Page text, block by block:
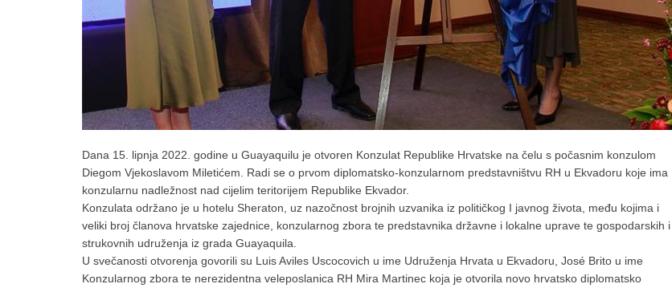
Dana 15. lipnja 2022. godine u Guayaquilu je otvoren Konzulat Republike Hrvatske na čelu s počasnim konzulom
Diegom Vjekoslavom Miletićem. Radi se o prvom diplomatsko-konzularnom predstavništvu RH u Ekvadoru koje ima
konzularnu nadležnost nad cijelim teritorijem Republike Ekvador.
Konzulata održano je u hotelu Sheraton, uz nazočnost brojnih uzvanika iz političkog I javnog života, među kojima i
veliki broj članova hrvatske zajednice, konzularnog zbora te predstavnika državne i lokalne uprave te gospodarskih i
strukovnih udruženja iz grada Guayaquila.
U svečanosti otvorenja govorili su Luis Aviles Uscocovich u ime Udruženja Hrvata u Ekvadoru, José Brito u ime
Konzularnog zbora te nerezidentna veleposlanica RH Mira Martinec koja je otvorila novo hrvatsko diplomatsko